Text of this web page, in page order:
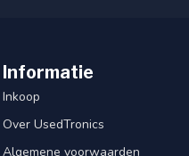
Informatie
Inkoop
Over UsedTronics
Algemene voorwaarden